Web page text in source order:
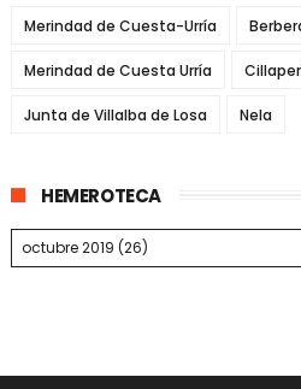
Merindad de Cuesta-Urría
Merindad de Cuesta Urría
Junta de Villalba de Losa Nela
HEMEROTECA